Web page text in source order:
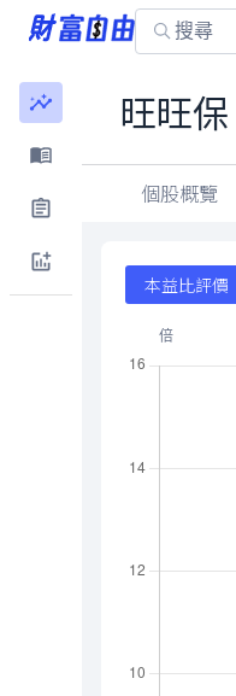
旺旺保
個股概覽
本益比評價